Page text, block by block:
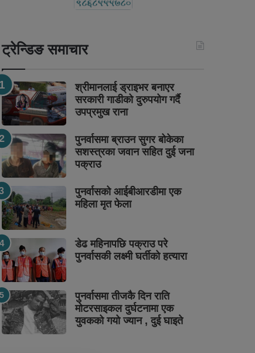
ट्रेन्डिङ समाचार
श्रीमानलाई ड्राइभर बनाएर
सरकारी गाडीको दुरुपयोग गर्दै
उपप्रमुख राना
पुनर्वासमा ब्राउन सुगर बोकेका
सशस्त्रका जवान सहित दुई जना
पक्राउ
पुनर्वासको आईबीआरडीमा एक
महिला मृत फेला
डेढ महिनापछि पक्राउ परे
पुनर्वासकी लक्ष्मी घर्तीको हत्यारा
पुनर्वासमा तीजकै दिन राति
मोटरसाइकल दुर्घटनामा एक
युवकको गयो ज्यान , दुई घाइते